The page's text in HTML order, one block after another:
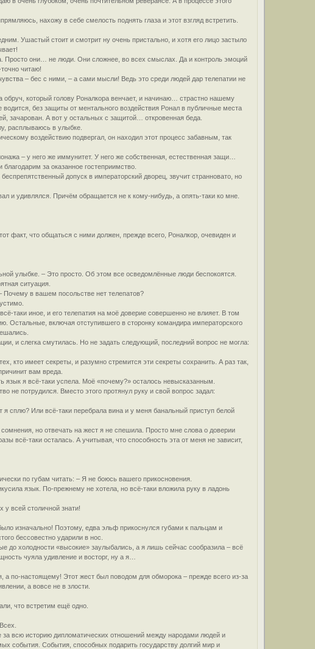
нахожу в себе смелость поднять глаза и этот взгляд встретить.
Ушастый стоит и смотрит ну очень пристально, и хотя его лицо застыло
Просто они… не люди. Они сложнее, во всех смыслах. Да и контроль эмоций
читаю!
– бес с ними, – а сами мысли! Ведь это среди людей дар телепатии не
который голову Роналкора венчает, и начинаю… страстно нашему
без защиты от ментального воздействия Ронал в публичные места
зачарован. А вот у остальных с защитой… откровенная беда.
расплываюсь в улыбке.
воздействию подвергал, он находил этот процесс забавным, так
– у него же иммунитет. У него же собственная, естественная защи…
за оказанное гостеприимство.
допуск в императорский дворец, звучит странновато, но
и удивлялся. Причём обращается не к кому-нибудь, а опять-таки ко мне.
факт, что общаться с ними должен, прежде всего, Роналкор, очевиден и
улыбке. – Это просто. Об этом все осведомлённые люди беспокоятся.
ситуация.
в вашем посольстве нет телепатов?
таки иное, и его телепатия на моё доверие совершенно не влияет. В том
включая отступившего в сторонку командира императорского
и слегка смутилась. Но не задать следующий, последний вопрос не могла:
кто имеет секреты, и разумно стремится эти секреты сохранить. А раз так,
вам вреда.
я всё-таки успела. Моё «почему?» осталось невысказанным.
не потрудился. Вместо этого протянул руку и свой вопрос задал:
сплю? Или всё-таки перебрала вина и у меня банальный приступ белой
но отвечать на жест я не спешила. Просто мне слова о доверии
всё-таки осталась. А учитывая, что способность эта от меня не зависит,
по губам читать: – Я не боюсь вашего прикосновения.
язык. По-прежнему не хотела, но всё-таки вложила руку в ладонь
всей столичной знати!
изначально! Поэтому, едва эльф прикоснулся губами к пальцам и
бессовестно ударили в нос.
до холодности «высокие» заулыбались, а я лишь сейчас сообразила – всё
чуяла удивление и восторг, ну а я…
по-настоящему! Этот жест был поводом для обморока – прежде всего из-за
а вовсе не в злости.
что встретим ещё одно.
за всю историю дипломатических отношений между народами людей и
события. События, способных подарить государству долгий мир и